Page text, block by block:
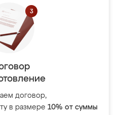
договор,
в размере 10% от суммы